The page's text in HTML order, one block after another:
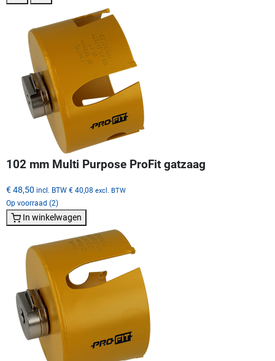
102 mm Multi Purpose ProFit gatzaag
€ 48,50 incl. BTW € 40,08 excl. BTW
Op voorraad (2)
In winkelwagen